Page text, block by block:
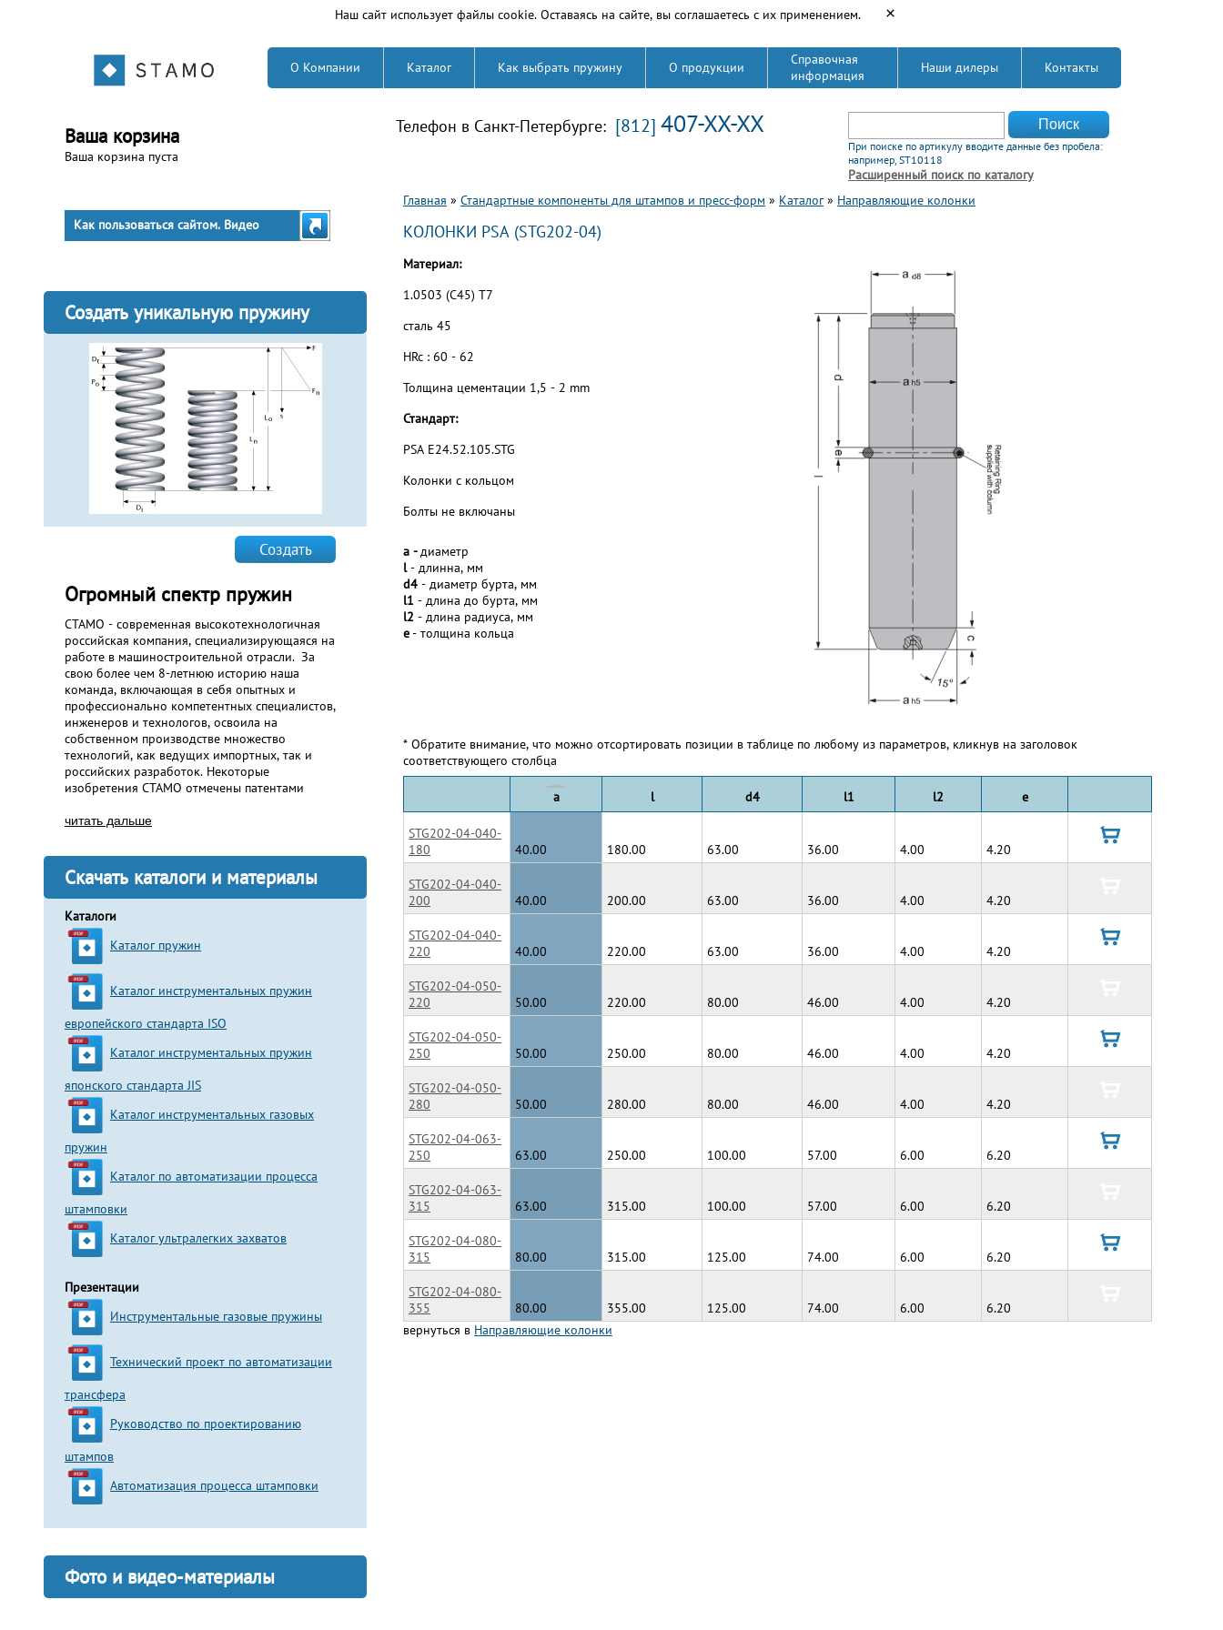
Наш сайт использует файлы cookie. Оставаясь на сайте, вы соглашаетесь с их применением. ×
О Компании Каталог Как выбрать пружину О продукции
Справочная
информация
Наши дилеры Контакты
Телефон в Санкт-Петербурге: [812] 407-XX-XX Форма поиска
Поиск
При поиске по артикулу вводите данные без пробела:
например, ST10118
Расширенный поиск по каталогу
Ваша корзина
Ваша корзина пуста
Как пользоваться сайтом. Видео
Создать уникальную пружину
Создать
Огромный спектр пружин
СТАМО - современная высокотехнологичная
российская компания, специализирующаяся на
работе в машиностроительной отрасли. За
свою более чем 8-летнюю историю наша
команда, включающая в себя опытных и
профессионально компетентных специалистов,
инженеров и технологов, освоила на
собственном производстве множество
технологий, как ведущих импортных, так и
российских разработок. Некоторые
изобретения СТАМО отмечены патентами
читать дальше
Скачать каталоги и материалы
Каталоги
Каталог пружин
Каталог инструментальных пружин
европейского стандарта ISO
Каталог инструментальных пружин
японского стандарта JIS
Каталог инструментальных газовых
пружин
Каталог по автоматизации процесса
штамповки
Каталог ультралегких захватов
Презентации
Инструментальные газовые пружины
Технический проект по автоматизации
трансфера
Руководство по проектированию
штампов
Автоматизация процесса штамповки
Фото и видео-материалы
Вы здесь
Главная » Стандартные компоненты для штампов и пресс-форм » Каталог» Направляющие колонки
КОЛОНКИ PSA (STG202-04)
Материал:
1.0503 (C45) T7
сталь 45
HRc : 60 - 62
Толщина цементации 1,5 - 2 mm
Стандарт:
PSA E24.52.105.STG
Колонки с кольцом
Болты не включаны
a - диаметр
l- длинна, мм
d4 - диаметр бурта, мм
l1 - длина до бурта, мм
l2 - длина радиуса, мм
e- толщина кольца
* Обратите внимание, что можно отсортировать позиции в таблице по любому из параметров, кликнув на заголовок
соответствующего столбца
a l d4 l1 l2 e
STG202-04-040-
180
40.00 180.00 63.00 36.00 4.00 4.20
STG202-04-040-
200
40.00 200.00 63.00 36.00 4.00 4.20
корзину
STG202-04-040-
220
40.00 220.00 63.00 36.00 4.00 4.20
STG202-04-050-
220
50.00 220.00 80.00 46.00 4.00 4.20
корзину
STG202-04-050-
250
50.00 250.00 80.00 46.00 4.00 4.20
STG202-04-050-
280
50.00 280.00 80.00 46.00 4.00 4.20
корзину
STG202-04-063-
250
63.00 250.00 100.00 57.00 6.00 6.20
STG202-04-063-
315
63.00 315.00 100.00 57.00 6.00 6.20
корзину
STG202-04-080-
315
80.00 315.00 125.00 74.00 6.00 6.20
STG202-04-080-
355
80.00 355.00 125.00 74.00 6.00 6.20
вернуться в Направляющие колонки